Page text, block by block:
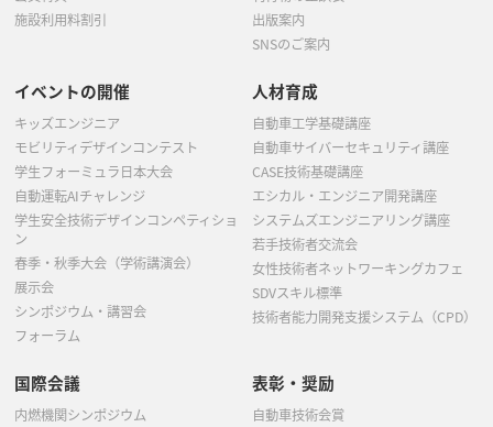
施設利用料割引
出版案内
SNSのご案内
イベントの開催
キッズエンジニア
モビリティデザインコンテスト
学生フォーミュラ日本大会
自動運転AIチャレンジ
学生安全技術デザインコンペティショ
ン
春季・秋季大会（学術講演会）
展示会
シンポジウム・講習会
フォーラム
人材育成
自動車工学基礎講座
自動車サイバーセキュリティ講座
CASE技術基礎講座
エシカル・エンジニア開発講座
システムズエンジニアリング講座
若手技術者交流会
女性技術者ネットワーキングカフェ
SDVスキル標準
技術者能力開発支援システム（CPD）
国際会議
内燃機関シンポジウム
表彰・奨励
自動車技術会賞